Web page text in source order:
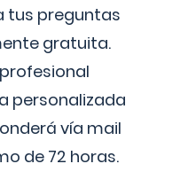
tus preguntas
gratuita.
personalizada
vía mail
de 72 horas.